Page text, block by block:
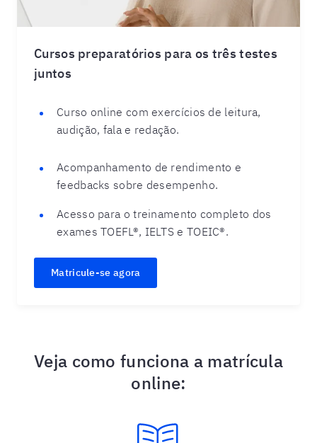
Cursos preparatórios para os três testes
juntos
Curso online com exercícios de leitura,
audição, fala e redação.
Acompanhamento de rendimento e
feedbacks sobre desempenho.
Acesso para o treinamento completo dos
exames TOEFL®, IELTS e TOEIC®.
Matricule-se agora
Veja como funciona a matrícula
online: